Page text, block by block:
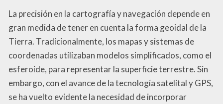
La precisión en la cartografía y navegación depende en
gran medida de tener en cuenta la forma geoidal de la
Tierra. Tradicionalmente, los mapas y sistemas de
coordenadas utilizaban modelos simplificados, como el
esferoide, para representar la superficie terrestre. Sin
embargo, con el avance de la tecnología satelital y GPS,
se ha vuelto evidente la necesidad de incorporar